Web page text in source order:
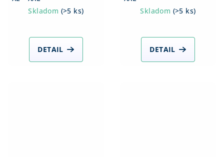
Skladom (>5 ks)
DETAIL
Skladom (>5 ks)
DETAIL